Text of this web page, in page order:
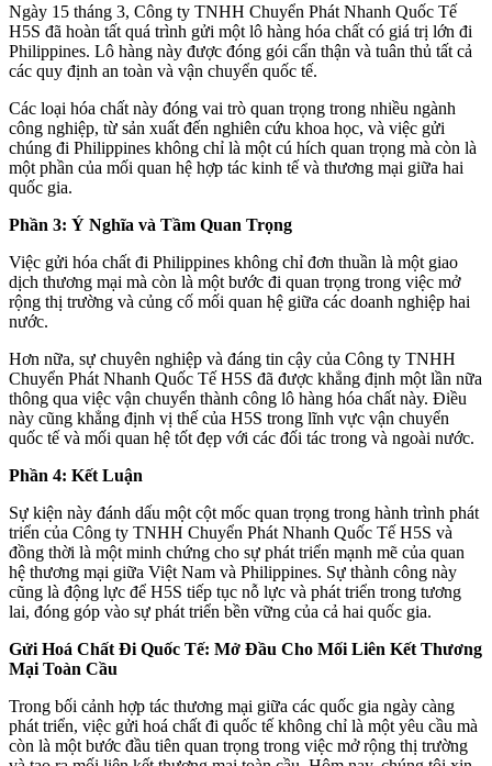
Ngày 15 tháng 3, Công ty TNHH Chuyển Phát Nhanh Quốc Tế
H5S đã hoàn tất quá trình gửi một lô hàng hóa chất có giá trị lớn đi
Philippines. Lô hàng này được đóng gói cẩn thận và tuân thủ tất cả
các quy định an toàn và vận chuyển quốc tế.
Các loại hóa chất này đóng vai trò quan trọng trong nhiều ngành
công nghiệp, từ sản xuất đến nghiên cứu khoa học, và việc gửi
chúng đi Philippines không chỉ là một cú hích quan trọng mà còn là
một phần của mối quan hệ hợp tác kinh tế và thương mại giữa hai
quốc gia.
Phần 3: Ý Nghĩa và Tầm Quan Trọng
Việc gửi hóa chất đi Philippines không chỉ đơn thuần là một giao
dịch thương mại mà còn là một bước đi quan trọng trong việc mở
rộng thị trường và củng cố mối quan hệ giữa các doanh nghiệp hai
nước.
Hơn nữa, sự chuyên nghiệp và đáng tin cậy của Công ty TNHH
Chuyển Phát Nhanh Quốc Tế H5S đã được khẳng định một lần nữa
thông qua việc vận chuyển thành công lô hàng hóa chất này. Điều
này cũng khẳng định vị thế của H5S trong lĩnh vực vận chuyển
quốc tế và mối quan hệ tốt đẹp với các đối tác trong và ngoài nước.
Phần 4: Kết Luận
Sự kiện này đánh dấu một cột mốc quan trọng trong hành trình phát
triển của Công ty TNHH Chuyển Phát Nhanh Quốc Tế H5S và
đồng thời là một minh chứng cho sự phát triển mạnh mẽ của quan
hệ thương mại giữa Việt Nam và Philippines. Sự thành công này
cũng là động lực để H5S tiếp tục nỗ lực và phát triển trong tương
lai, đóng góp vào sự phát triển bền vững của cả hai quốc gia.
Gửi Hoá Chất Đi Quốc Tế: Mở Đầu Cho Mối Liên Kết Thương
Mại Toàn Cầu
Trong bối cảnh hợp tác thương mại giữa các quốc gia ngày càng
phát triển, việc gửi hoá chất đi quốc tế không chỉ là một yêu cầu mà
còn là một bước đầu tiên quan trọng trong việc mở rộng thị trường